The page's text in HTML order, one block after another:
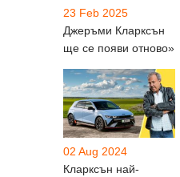
23 Feb 2025
Джеръми Кларксън
ще се появи отново»
02 Aug 2024
Кларксън най-